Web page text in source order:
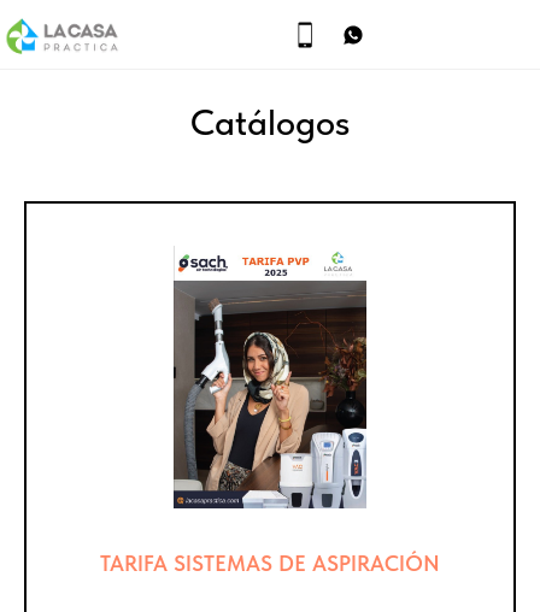
Catálogos
TARIFA SISTEMAS DE ASPIRACIÓN